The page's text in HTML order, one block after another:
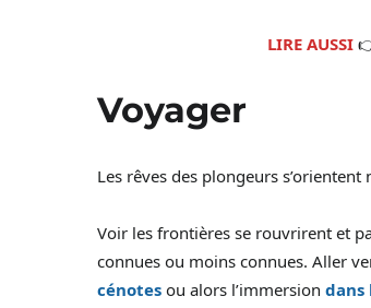
LIRE AUSSI
Voyager
Les rêves des plongeurs
Voir les frontières se rouvrirent et
connues ou moins connues. Aller
cénotes ou alors l’immersion dans